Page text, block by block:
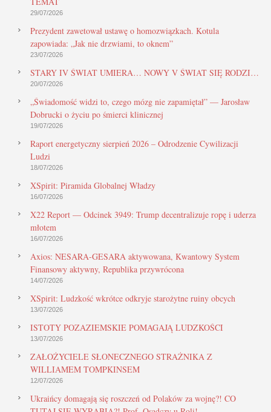
29/07/2026
Prezydent zawetował ustawę o homozwiązkach. Kotula
zapowiada: „Jak nie drzwiami, to oknem”
23/07/2026
STARY IV ŚWIAT UMIERA… NOWY V ŚWIAT SIĘ RODZI…
20/07/2026
„Świadomość widzi to, czego mózg nie zapamiętał” — Jarosław
Dobrucki o życiu po śmierci klinicznej
19/07/2026
Raport energetyczny sierpień 2026 – Odrodzenie Cywilizacji
Ludzi
18/07/2026
XSpirit: Piramida Globalnej Władzy
16/07/2026
X22 Report — Odcinek 3949: Trump decentralizuje ropę i uderza
młotem
16/07/2026
Axios: NESARA-GESARA aktywowana, Kwantowy System
Finansowy aktywny, Republika przywrócona
14/07/2026
XSpirit: Ludzkość wkrótce odkryje starożytne ruiny obcych
13/07/2026
ISTOTY POZAZIEMSKIE POMAGAJĄ LUDZKOŚCI
13/07/2026
ZAŁOŻYCIELE SŁONECZNEGO STRAŻNIKA Z
WILLIAMEM TOMPKINSEM
12/07/2026
Ukraińcy domagają się roszczeń od Polaków za wojnę?! CO